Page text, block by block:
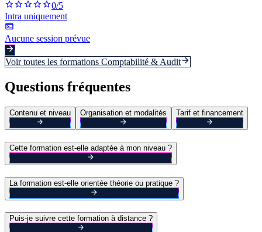
0/5
Intra uniquement
Aucune session prévue
Voir toutes les formations Comptabilité & Audit
Questions fréquentes
Contenu et niveau Organisation et modalités Tarif et financement
Cette formation est-elle adaptée à mon niveau ?
La formation est-elle orientée théorie ou pratique ?
Puis-je suivre cette formation à distance ?